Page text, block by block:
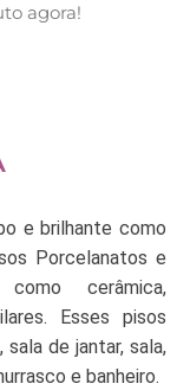
agora!
e brilhante como
Porcelanatos e
cerâmica,
Esses pisos
de jantar, sala,
e banheiro.